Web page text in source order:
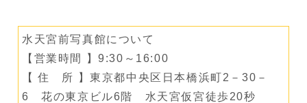
水天宮前写真館について
【営業時間 】9:30～16:00
【 住 所 】東京都中央区日本橋浜町2－30－
6 花の東京ビル6階 水天宮仮宮徒歩20秒